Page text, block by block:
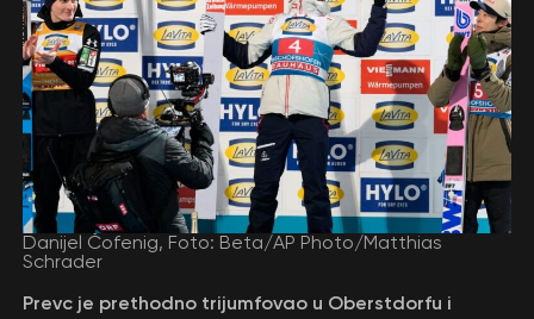
Danijel Čofenig, Foto: Beta/AP Photo/Matthias
Schrader
Prevc je prethodno trijumfovao u Oberstdorfu i